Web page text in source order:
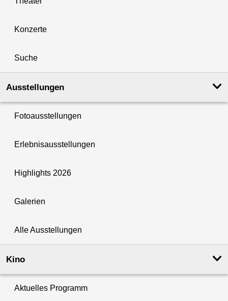
Konzerte
Suche
Ausstellungen
Fotoausstellungen
Erlebnisausstellungen
Highlights 2026
Galerien
Alle Ausstellungen
Kino
Aktuelles Programm